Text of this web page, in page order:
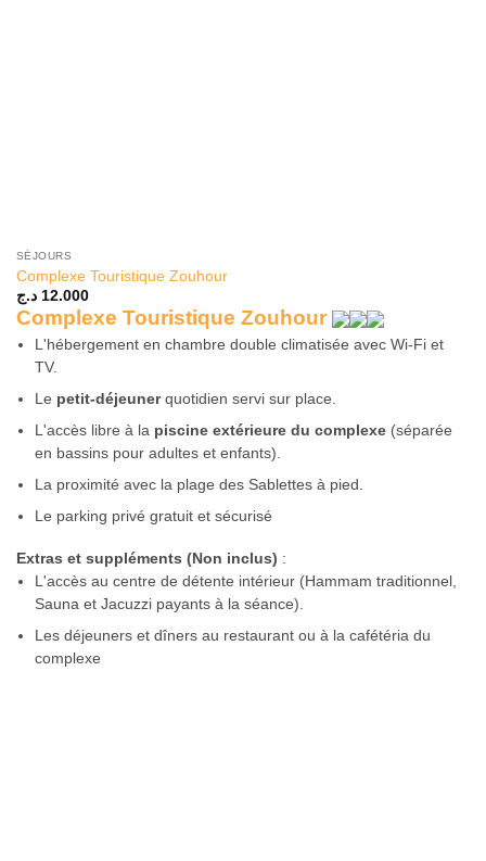
SÉJOURS
Complexe Touristique Zouhour
12.000 د.ج
Complexe Touristique Zouhour
L'hébergement en chambre double climatisée avec Wi-Fi et
TV.
Le petit-déjeunerquotidien servi sur place.
L'accès libre à la piscine extérieure du complexe (séparée
en bassins pour adultes et enfants).
La proximité avec la plage des Sablettes à pied.
Le parking privé gratuit et sécurisé
Extras et suppléments (Non inclus) :
L'accès au centre de détente intérieur (Hammam traditionnel,
Sauna et Jacuzzi payants à la séance).
Les déjeuners et dîners au restaurant ou à la cafétéria du
complexe